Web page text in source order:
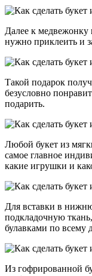
Далее к
нужно приклеить и
Такой подарок
безусловно
подарить.
Любой букет из
самое главное
какие игрушки и
Для вставки в
подкладочную
булавками по всему
Из гофрированной